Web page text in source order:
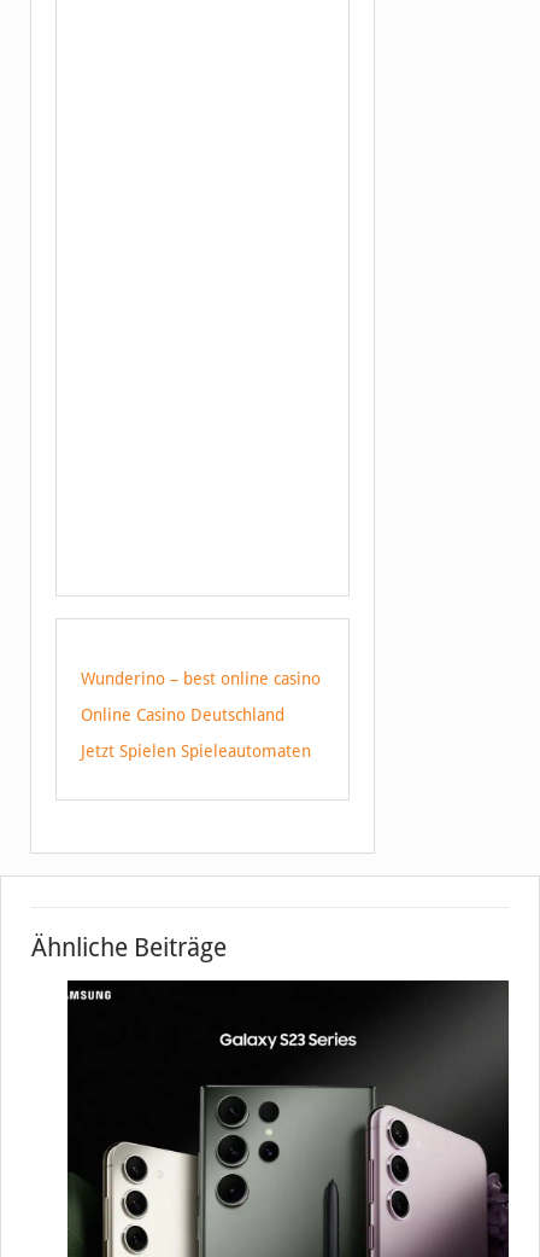
Wunderino – best online casino
Online Casino Deutschland
Jetzt Spielen Spieleautomaten
Ähnliche Beiträge